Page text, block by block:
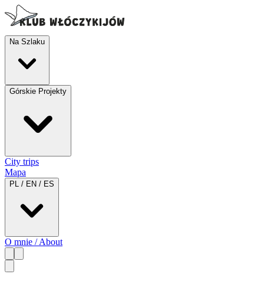
Na Szlaku
Górskie Projekty
City trips
Mapa
PL / EN / ES
O mnie / About